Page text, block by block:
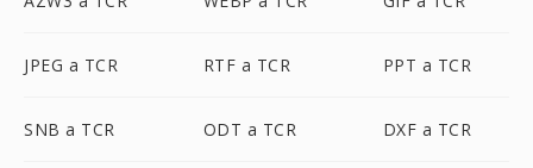
JPEG a TCR RTF a TCR PPT a TCR
SNB a TCR ODT a TCR DXF a TCR